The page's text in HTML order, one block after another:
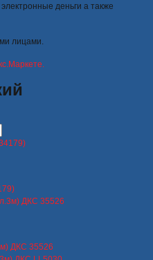
деньги а также
лицами.
ДКС 35526